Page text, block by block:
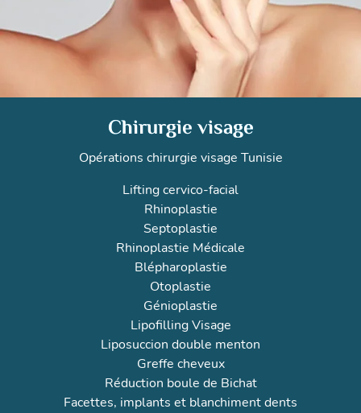
Chirurgie visage
Opérations chirurgie visage Tunisie
Lifting cervico-facial
Rhinoplastie
Septoplastie
Rhinoplastie Médicale
Blépharoplastie
Otoplastie
Génioplastie
Lipofilling Visage
Liposuccion double menton
Greffe cheveux
Réduction boule de Bichat
Facettes, implants et blanchiment dents